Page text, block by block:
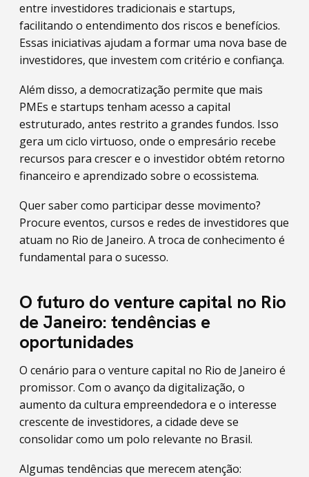
entre investidores tradicionais e startups,
facilitando o entendimento dos riscos e benefícios.
Essas iniciativas ajudam a formar uma nova base de
investidores, que investem com critério e confiança.
Além disso, a democratização permite que mais
PMEs e startups tenham acesso a capital
estruturado, antes restrito a grandes fundos. Isso
gera um ciclo virtuoso, onde o empresário recebe
recursos para crescer e o investidor obtém retorno
financeiro e aprendizado sobre o ecossistema.
Quer saber como participar desse movimento?
Procure eventos, cursos e redes de investidores que
atuam no Rio de Janeiro. A troca de conhecimento é
fundamental para o sucesso.
O futuro do venture capital no Rio
de Janeiro: tendências e
oportunidades
O cenário para o venture capital no Rio de Janeiro é
promissor. Com o avanço da digitalização, o
aumento da cultura empreendedora e o interesse
crescente de investidores, a cidade deve se
consolidar como um polo relevante no Brasil.
Algumas tendências que merecem atenção: